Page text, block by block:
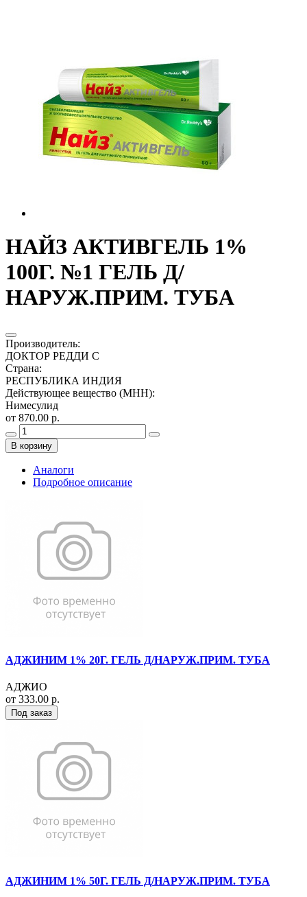
НАЙЗ АКТИВГЕЛЬ 1%
100Г. №1 ГЕЛЬ Д/
НАРУЖ.ПРИМ. ТУБА
Производитель:
ДОКТОР РЕДДИ С
Страна:
РЕСПУБЛИКА ИНДИЯ
Действующее вещество (МНН):
Нимесулид
от 870.00 р.
В корзину
Аналоги
Подробное описание
АДЖИНИМ 1% 20Г. ГЕЛЬ Д/НАРУЖ.ПРИМ. ТУБА
АДЖИО
от 333.00 р.
Под заказ
АДЖИНИМ 1% 50Г. ГЕЛЬ Д/НАРУЖ.ПРИМ. ТУБА